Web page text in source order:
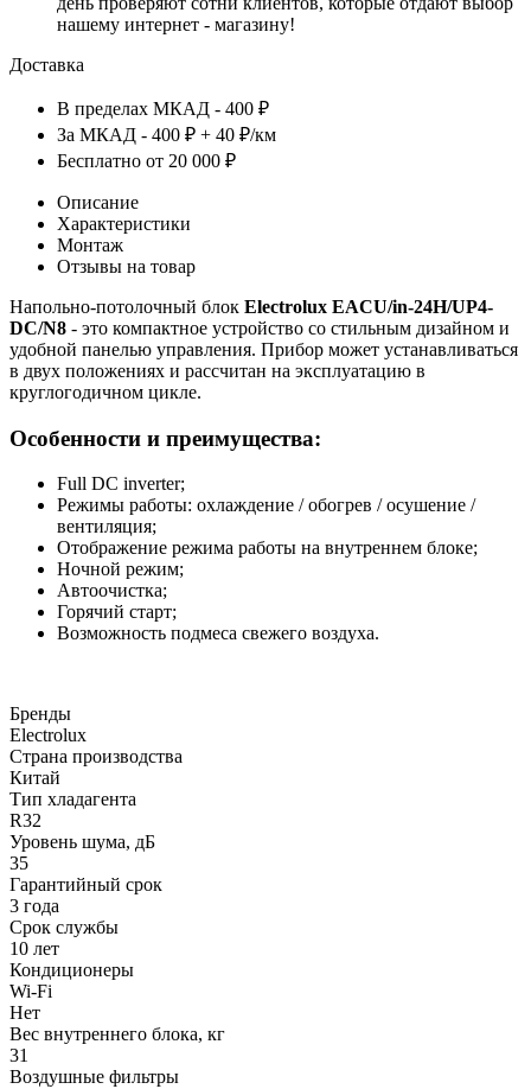
нашему интернет - магазину!
Доставка
В пределах МКАД - 400 ₽
За МКАД - 400 ₽ + 40 ₽/км
Бесплатно от 20 000 ₽
Описание
Характеристики
Монтаж
Отзывы на товар
Напольно-потолочный блок Electrolux EACU/in-24H/UP4-
DC/N8 - это компактное устройство со стильным дизайном и
удобной панелью управления. Прибор может устанавливаться
в двух положениях и рассчитан на эксплуатацию в
круглогодичном цикле.
Особенности и преимущества:
Full DC inverter;
Режимы работы: охлаждение / обогрев / осушение /
вентиляция;
Отображение режима работы на внутреннем блоке;
Ночной режим;
Автоочистка;
Горячий старт;
Возможность подмеса свежего воздуха.
Бренды
Electrolux
Страна производства
Китай
Тип хладагента
R32
Уровень шума, дБ
35
Гарантийный срок
3 года
Срок службы
10 лет
Кондиционеры
Wi-Fi
Нет
Вес внутреннего блока, кг
31
Воздушные фильтры